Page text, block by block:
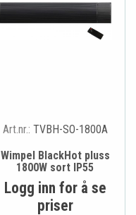
Art.nr.: TVBH-SO-1800A
Wimpel BlackHot pluss
1800W sort IP55
Logg inn for å se
priser